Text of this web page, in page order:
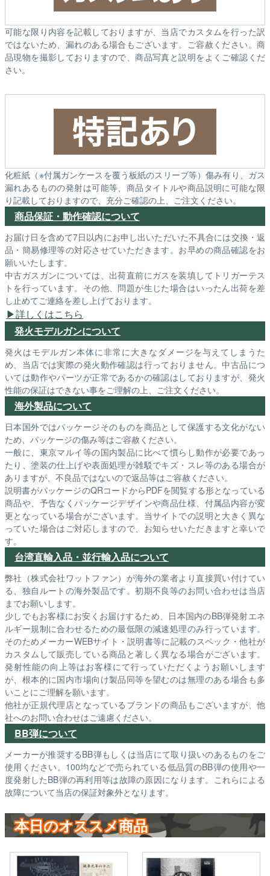
可能な限り内容を記載しておりますが、当店でカスタムを行った訳
ではないため、漏れのある場合もございます。ご容赦ください。商
品現物を撮影しておりますので、商品写真と説明をよくご確認くだ
さい。
化粧紙（※付属ガンケースを覆う板紙のスリーブ等）傷み有り、ガス
漏れあるものの発射は可能等、商品タイトルや商品説明に可能な限
り記載しておりますので、充分ご確認の上、ご注文ください。
商品保証・動作確認について
お届け日を含めて7日以内にお申し出いただいた不具合には交換・返
品・簡易修理等の対応させていただきます。お早めの商品確認をお
願いいたします。
中古ガスガンについては、出荷直前にガスを装填してトリガーテス
トを行っています。その他、問題が生じた場合はいったん出荷を差
し止めてご連絡を差し上げております。
詳しくはこちら
発火モデルガンについて
発火はモデルガン本体に非常に大きなダメージを与えてしまうた
め、当店では実際の発火動作確認は行っておりません。中古品につ
いては動作やパーツが正常であるかの確認はしておりますが、発火
性能の保証はできない事をご理解の上、ご注文ください。
海外製品について
日本国外ではパッケージそのものを商品として保護する文化がない
ため、パッケージの傷み等はご容赦ください。
一般に、東京マルイ等の国内製品に比べて慣らし動作が必要であっ
たり、塗装の仕上げや表面処理が雑駁でキズ・スレ等のある場合が
ありますが、不良品ではないので返品等はご容赦ください。
説明書がパッケージのQRコードからPDFを閲覧する形となっている
商品や、予告なくパッケージデザインや商品仕様、付属品内容が変
更となっている場合がございます。当サイトでの説明と大きく異な
っていた場合はご対応しますので、お知らせいただきますと幸いで
す。
台湾直輸入品・並行輸入品について
弊社（株式会社ワットファン）が海外の業者より直接買い付けてい
る、独自ルートの海外製品です。初期不良等のお問い合わせは当店
までお願いします。
少しでもお客様にお安くお届けするため、日本国内のBB弾発射エネ
ルギー規制に合わせるための最低限の減速処理のみ行っています。
そのためメーカーWEBサイト・説明書等に記載のスペック・他社が
カスタムして販売している商品と著しく異なる場合がございます。
発射性能の向上等はお客様にて行っていただくようお願いします
が、根本的に国内市場向け製品同等を望むのは無理のある場合も多
いことにご理解を願います。
他社が正規代理店となっているブランドの商品もございますが、他
社へのお問い合わせはご遠慮ください。
BB弾について
メーカーが推奨するBB弾もしくは当店にて取り扱いのあるものをご
使用ください。100均などで売られている低品質のBB弾の使用や一
度発射したBB弾の再利用等は故障の原因になります。これらによる
故障について当店の保証対象外となります。
本日のオススメ商品